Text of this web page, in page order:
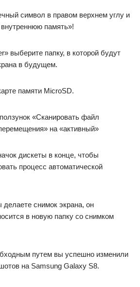
символ в правом верхнем углу и
память»!
выберите папку, в которой будут
в будущем.
памяти MicroSD.
«Сканировать файл
на «активный»
дискеты в конце, чтобы
процесс автоматической
делаете снимок экрана, он
в новую папку со снимком
путем вы успешно изменили
на Samsung Galaxy S8.